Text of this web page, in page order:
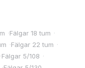
·Fälgar 18 tum ·
·Fälgar 22 tum ·
·Fälgar 5/108 ·